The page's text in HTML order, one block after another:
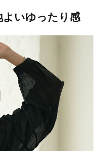
よいゆったり感